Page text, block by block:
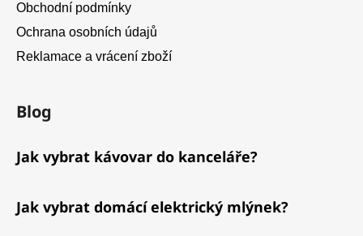
Obchodní podmínky
Ochrana osobních údajů
Reklamace a vrácení zboží
Blog
Jak vybrat kávovar do kanceláře?
Jak vybrat domácí elektrický mlýnek?